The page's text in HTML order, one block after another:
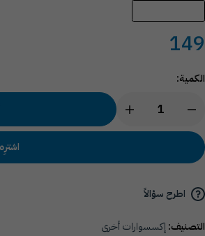
149
الكمية:
اطرح سؤالاً
التصنيف:إكسسوارات أخرى